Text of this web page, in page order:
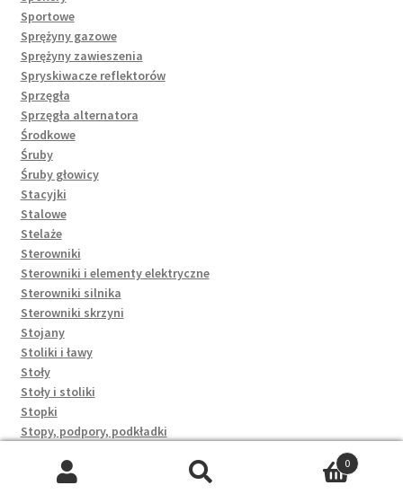
Sportowe
Sprężyny gazowe
Sprężyny zawieszenia
Spryskiwacze reflektorów
Sprzęgła
Sprzęgła alternatora
Środkowe
Śruby
Śruby głowicy
Stacyjki
Stalowe
Stelaże
Sterowniki
Sterowniki i elementy elektryczne
Sterowniki silnika
Sterowniki skrzyni
Stojany
Stoliki i ławy
Stoły
Stoły i stoliki
Stopki
Stopy, podpory, podkładki
Sukienki
0